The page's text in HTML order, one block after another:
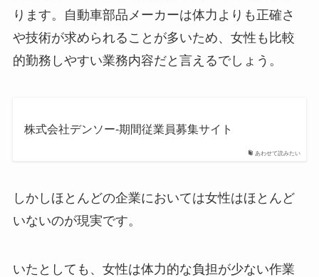
ります。自動車部品メーカーは体力よりも正確さ
や技術が求められることが多いため、女性も比較
的勤務しやすい業務内容だと言えるでしょう。
あわせて読みたい
株式会社デンソー-期間従業員募集サイト
しかしほとんどの企業においては女性はほとんど
いないのが現実です。
いたとしても、女性は体力的な負担が少ない作業